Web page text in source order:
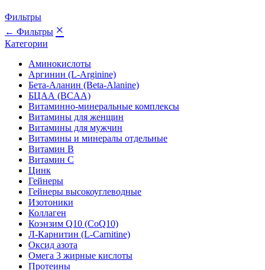
Фильтры
← Фильтры ×
Категории
Аминокислоты
Аргинин (L-Arginine)
Бета-Аланин (Beta-Alanine)
БЦАА (BCAA)
Витаминно-минеральные комплексы
Витамины для женщин
Витамины для мужчин
Витамины и минералы отдельные
Витамин B
Витамин C
Цинк
Гейнеры
Гейнеры высокоуглеводные
Изотоники
Коллаген
Коэнзим Q10 (CoQ10)
Л-Карнитин (L-Сarnitine)
Оксид азота
Омега 3 жирные кислоты
Протеины